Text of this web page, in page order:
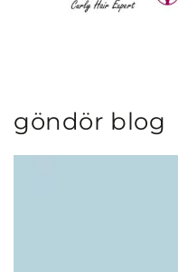
göndör blog